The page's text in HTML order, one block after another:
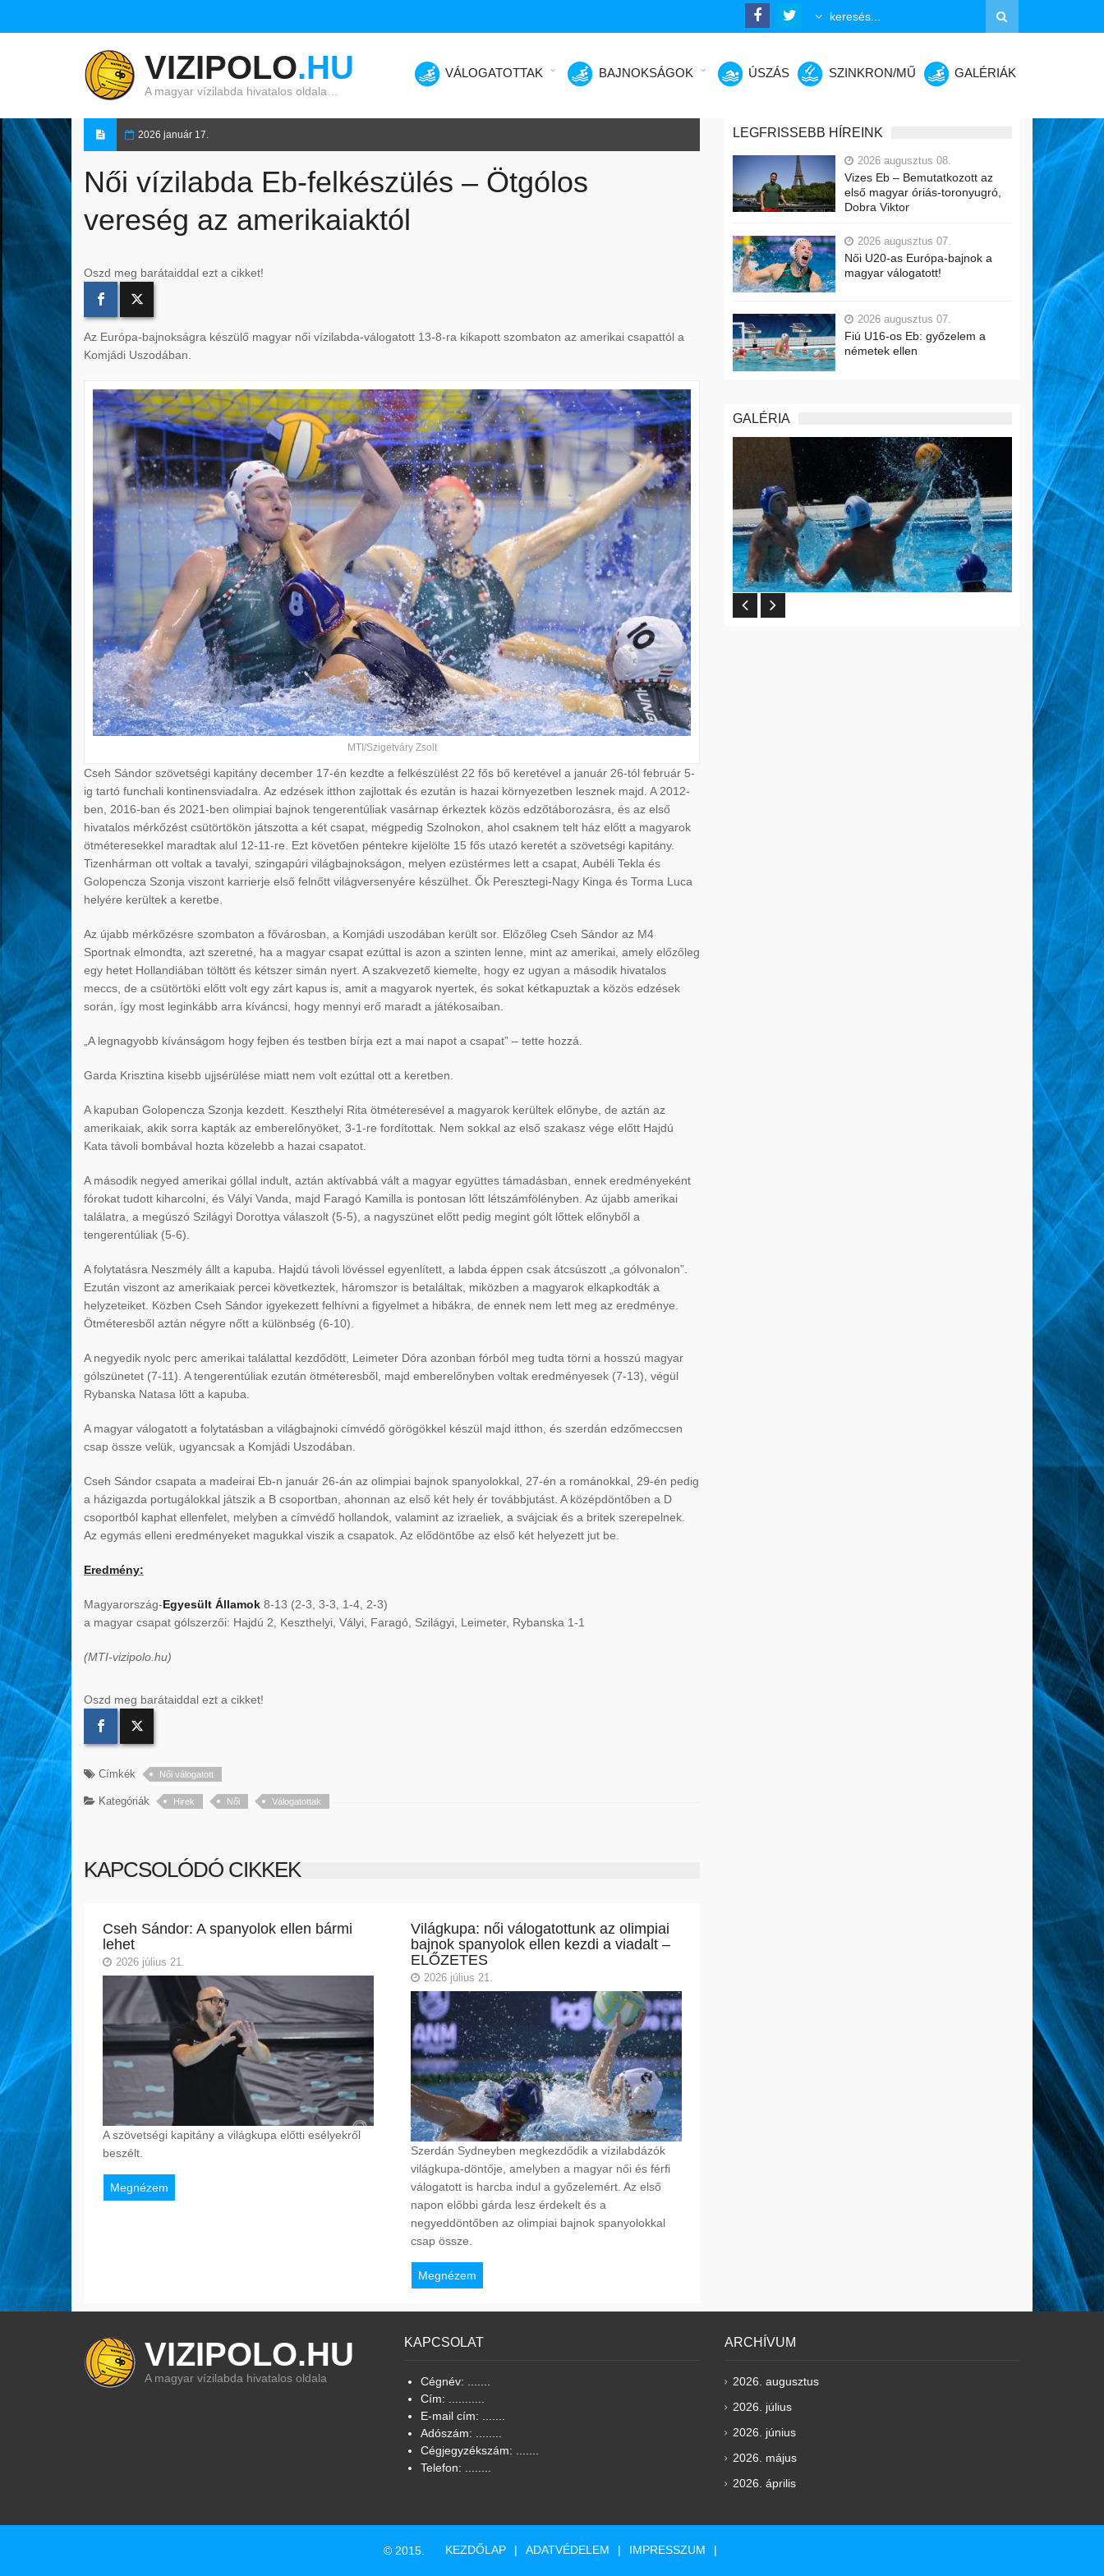
VIZIPOLO.HU
A magyar vízilabda hivatalos oldala…
VÁLOGATOTTAK BAJNOKSÁGOK ÚSZÁS SZINKRON/MŰ GALÉRIÁK
2026 január 17.
Női vízilabda Eb-felkészülés – Ötgólos
vereség az amerikaiaktól
Oszd meg barátaiddal ezt a cikket!
Az Európa-bajnokságra készülő magyar női vízilabda-válogatott 13-8-ra kikapott szombaton az amerikai csapattól a
Komjádi Uszodában.
MTI/Szigetváry Zsolt
Cseh Sándor szövetségi kapitány december 17-én kezdte a felkészülést 22 fős bő keretével a január 26-tól február 5-
ig tartó funchali kontinensviadalra. Az edzések itthon zajlottak és ezután is hazai környezetben lesznek majd. A 2012-
ben, 2016-ban és 2021-ben olimpiai bajnok tengerentúliak vasárnap érkeztek közös edzőtáborozásra, és az első
hivatalos mérkőzést csütörtökön játszotta a két csapat, mégpedig Szolnokon, ahol csaknem telt ház előtt a magyarok
ötméteresekkel maradtak alul 12-11-re. Ezt követően péntekre kijelölte 15 fős utazó keretét a szövetségi kapitány.
Tizenhárman ott voltak a tavalyi, szingapúri világbajnokságon, melyen ezüstérmes lett a csapat, Aubéli Tekla és
Golopencza Szonja viszont karrierje első felnőtt világversenyére készülhet. Ők Peresztegi-Nagy Kinga és Torma Luca
helyére kerültek a keretbe.
Az újabb mérkőzésre szombaton a fővárosban, a Komjádi uszodában került sor. Előzőleg Cseh Sándor az M4
Sportnak elmondta, azt szeretné, ha a magyar csapat ezúttal is azon a szinten lenne, mint az amerikai, amely előzőleg
egy hetet Hollandiában töltött és kétszer simán nyert. A szakvezető kiemelte, hogy ez ugyan a második hivatalos
meccs, de a csütörtöki előtt volt egy zárt kapus is, amit a magyarok nyertek, és sokat kétkapuztak a közös edzések
során, így most leginkább arra kíváncsi, hogy mennyi erő maradt a játékosaiban.
„A legnagyobb kívánságom hogy fejben és testben bírja ezt a mai napot a csapat” – tette hozzá.
Garda Krisztina kisebb ujjsérülése miatt nem volt ezúttal ott a keretben.
A kapuban Golopencza Szonja kezdett. Keszthelyi Rita ötméteresével a magyarok kerültek előnybe, de aztán az
amerikaiak, akik sorra kapták az emberelőnyöket, 3-1-re fordítottak. Nem sokkal az első szakasz vége előtt Hajdú
Kata távoli bombával hozta közelebb a hazai csapatot.
A második negyed amerikai góllal indult, aztán aktívabbá vált a magyar együttes támadásban, ennek eredményeként
fórokat tudott kiharcolni, és Vályi Vanda, majd Faragó Kamilla is pontosan lőtt létszámfölényben. Az újabb amerikai
találatra, a megúszó Szilágyi Dorottya válaszolt (5-5), a nagyszünet előtt pedig megint gólt lőttek előnyből a
tengerentúliak (5-6).
A folytatásra Neszmély állt a kapuba. Hajdú távoli lövéssel egyenlített, a labda éppen csak átcsúszott „a gólvonalon”.
Ezután viszont az amerikaiak percei következtek, háromszor is betaláltak, miközben a magyarok elkapkodták a
helyzeteiket. Közben Cseh Sándor igyekezett felhívni a figyelmet a hibákra, de ennek nem lett meg az eredménye.
Ötméteresből aztán négyre nőtt a különbség (6-10).
A negyedik nyolc perc amerikai találattal kezdődött, Leimeter Dóra azonban fórból meg tudta törni a hosszú magyar
gólszünetet (7-11). A tengerentúliak ezután ötméteresből, majd emberelőnyben voltak eredményesek (7-13), végül
Rybanska Natasa lőtt a kapuba.
A magyar válogatott a folytatásban a világbajnoki címvédő görögökkel készül majd itthon, és szerdán edzőmeccsen
csap össze velük, ugyancsak a Komjádi Uszodában.
Cseh Sándor csapata a madeirai Eb-n január 26-án az olimpiai bajnok spanyolokkal, 27-én a románokkal, 29-én pedig
a házigazda portugálokkal játszik a B csoportban, ahonnan az első két hely ér továbbjutást. A középdöntőben a D
csoportból kaphat ellenfelet, melyben a címvédő hollandok, valamint az izraeliek, a svájciak és a britek szerepelnek.
Az egymás elleni eredményeket magukkal viszik a csapatok. Az elődöntőbe az első két helyezett jut be.
Eredmény:
Magyarország-Egyesült Államok 8-13 (2-3, 3-3, 1-4, 2-3)
a magyar csapat gólszerzői: Hajdú 2, Keszthelyi, Vályi, Faragó, Szilágyi, Leimeter, Rybanska 1-1
(MTI-vizipolo.hu)
Oszd meg barátaiddal ezt a cikket!
Címkék Női válogatott
Kategóriák Hirek Női Válogatottak
KAPCSOLÓDÓ CIKKEK
Cseh Sándor: A spanyolok ellen bármi
lehet
2026 július 21.
A szövetségi kapitány a világkupa előtti esélyekről
beszélt.
Megnézem
Világkupa: női válogatottunk az olimpiai
bajnok spanyolok ellen kezdi a viadalt –
ELŐZETES
2026 július 21.
Szerdán Sydneyben megkezdődik a vízilabdázók
világkupa-döntője, amelyben a magyar női és férfi
válogatott is harcba indul a győzelemért. Az első
napon előbbi gárda lesz érdekelt és a
negyeddöntőben az olimpiai bajnok spanyolokkal
csap össze.
Megnézem
LEGFRISSEBB HÍREINK
2026 augusztus 08.
Vizes Eb – Bemutatkozott az
első magyar óriás-toronyugró,
Dobra Viktor
2026 augusztus 07.
Női U20-as Európa-bajnok a
magyar válogatott!
2026 augusztus 07.
Fiú U16-os Eb: győzelem a
németek ellen
GALÉRIA
VIZIPOLO.HU
A magyar vízilabda hivatalos oldala
KAPCSOLAT
Cégnév: .......
Cím: ...........
E-mail cím: .......
Adószám: ........
Cégjegyzékszám: .......
Telefon: ........
ARCHÍVUM
2026. augusztus
2026. július
2026. június
2026. május
2026. április
© 2015. KEZDŐLAP ADATVÉDELEM IMPRESSZUM